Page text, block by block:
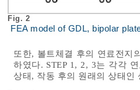
Fig. 2
FEA model of GDL, bipolar
또한, 볼트체결 후의 연료전지
하였다. STEP 1, 2, 3는 각각
상태, 작동 후의 원래의 상태인